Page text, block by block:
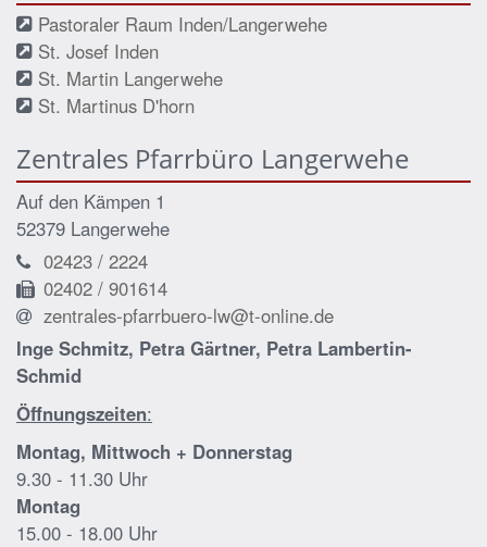
Pastoraler Raum Inden/Langerwehe
St. Josef Inden
St. Martin Langerwehe
St. Martinus D'horn
Zentrales Pfarrbüro Langerwehe
Auf den Kämpen 1
52379 Langerwehe
02423 / 2224
02402 / 901614
zentrales-pfarrbuero-lw@t-online.de
Inge Schmitz, Petra Gärtner, Petra Lambertin-
Schmid
Öffnungszeiten:
Montag, Mittwoch + Donnerstag
9.30 - 11.30 Uhr
Montag
15.00 - 18.00 Uhr